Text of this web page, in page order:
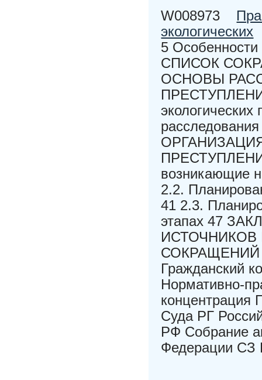
W008973
экологических
5 Особенности
СПИСОК
ОСНОВЫ
возникающие
2.2.
41 2.3.
этапах 47
ИСТОЧНИКОВ
СОКРАЩЕНИЙ
Гражданский
Нормативно-
концентрация
Суда РГ
РФ Собрание
Федерации СЗ